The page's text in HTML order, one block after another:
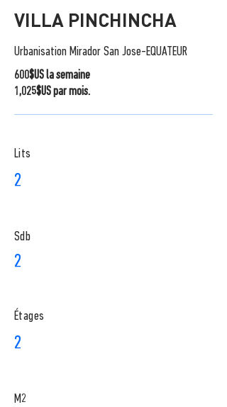
VILLA PINCHINCHA
Urbanisation Mirador San Jose-EQUATEUR
600$US la semaine
1,025$US par mois.
Lits
2
Sdb
2
​Étages
2
M2